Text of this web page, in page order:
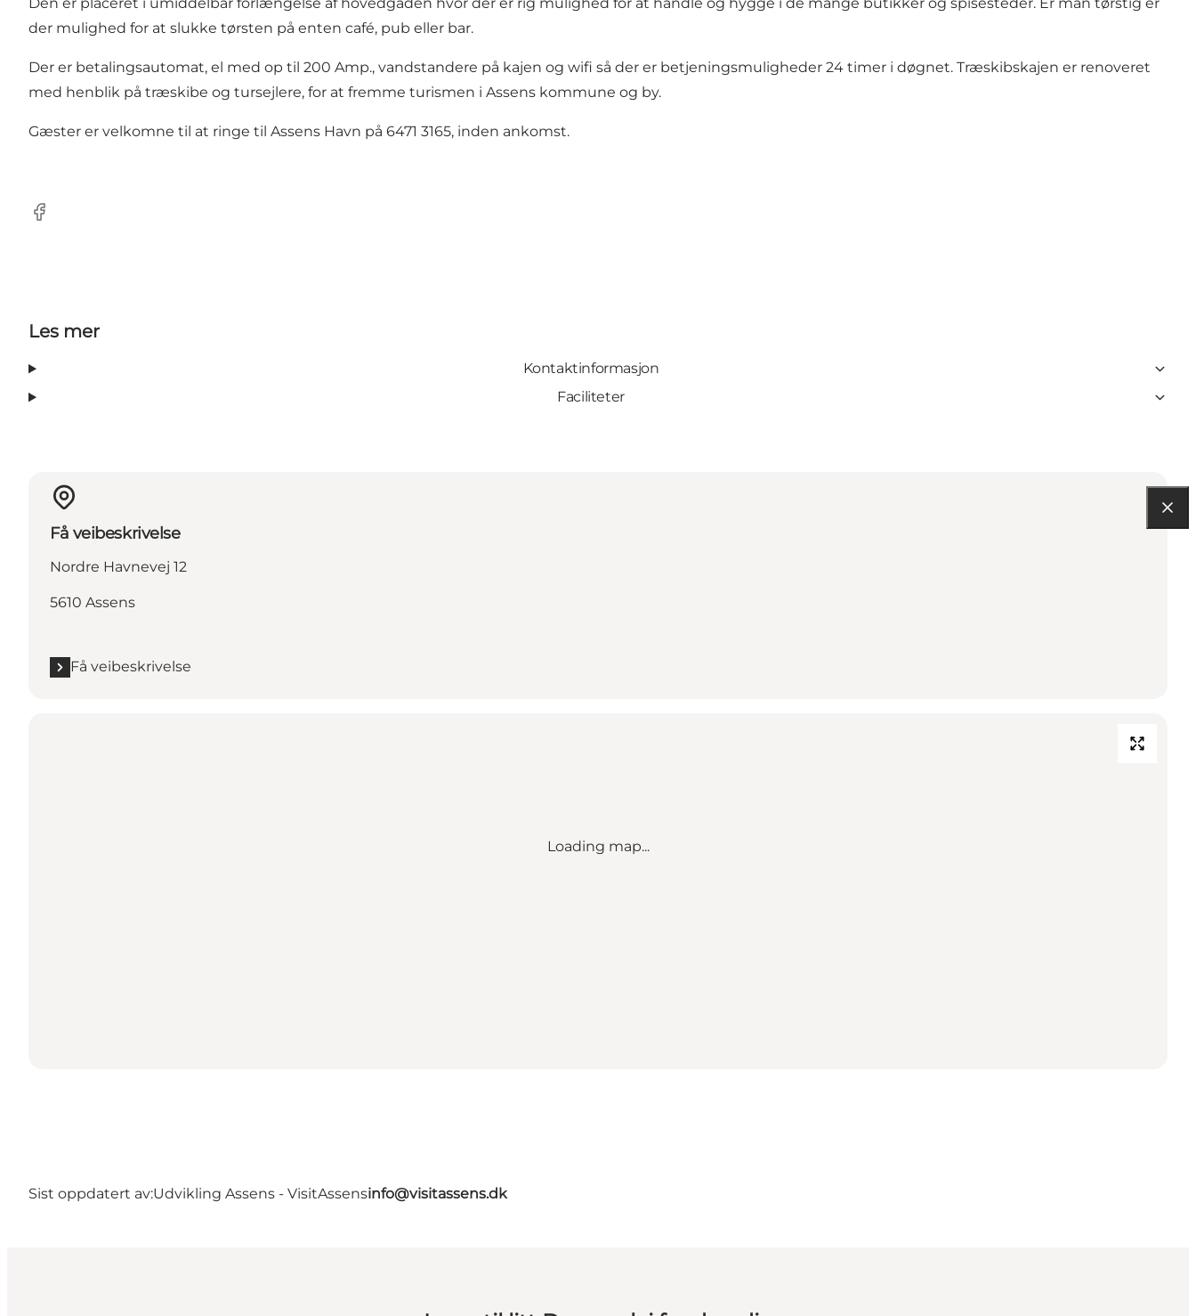
der mulighed for at slukke tørsten på enten café, pub eller bar.
Der er betalingsautomat, el med op til 200 Amp., vandstandere på kajen og wifi så der er betjeningsmuligheder 24 timer i døgnet. Træskibskajen er renoveret
med henblik på træskibe og tursejlere, for at fremme turismen i Assens kommune og by.
Gæster er velkomne til at ringe til Assens Havn på 6471 3165, inden ankomst.
Facebook
Les mer
Kontaktinformasjon
Faciliteter
Få veibeskrivelse
Nordre Havnevej 12
5610 Assens
Få veibeskrivelse
Loading map...
Sist oppdatert av:Udvikling Assens - VisitAssensinfo@visitassens.dk